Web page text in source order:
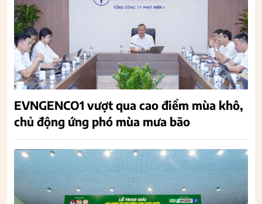
EVNGENCO1 vượt qua cao điểm mùa khô,
chủ động ứng phó mùa mưa bão